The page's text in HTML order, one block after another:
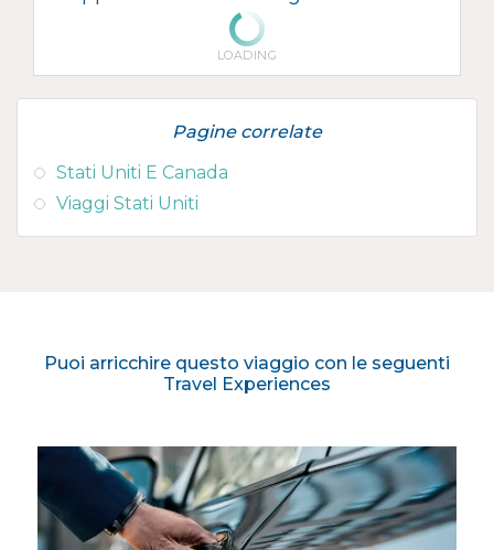
LOADING
Pagine correlate
Stati Uniti E Canada
Viaggi Stati Uniti
Puoi arricchire questo viaggio con le seguenti
Travel Experiences